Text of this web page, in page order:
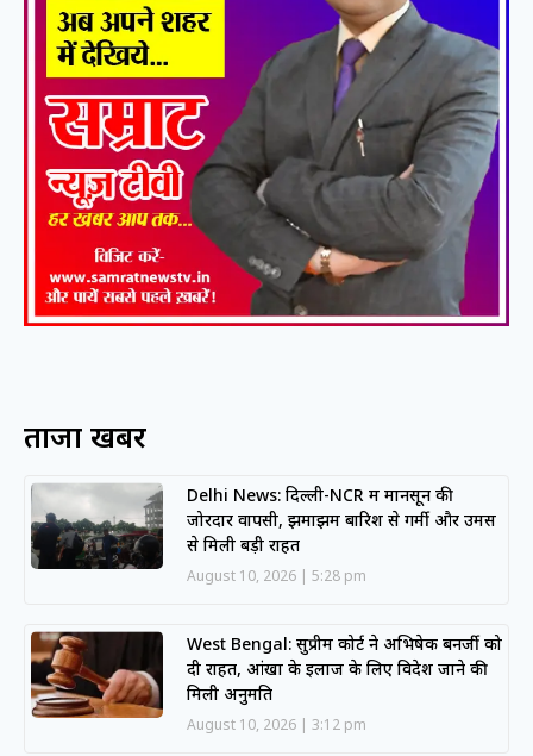
ताजा खबरें
Delhi News: दिल्ली-NCR में मानसून की
जोरदार वापसी, झमाझम बारिश से गर्मी और उमस
से मिली बड़ी राहत
August 10, 2026 5:28 pm
West Bengal: सुप्रीम कोर्ट ने अभिषेक बनर्जी को
दी राहत, आंखों के इलाज के लिए विदेश जाने की
मिली अनुमति
August 10, 2026 3:12 pm